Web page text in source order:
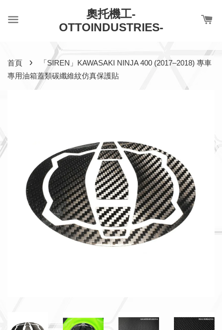
奧托機工-
OTTOINDUSTRIES-
首頁 ›
「SIREN」KAWASAKI NINJA 400 (2017–2018) 專車
專用油箱蓋類碳纖維紋仿真保護貼